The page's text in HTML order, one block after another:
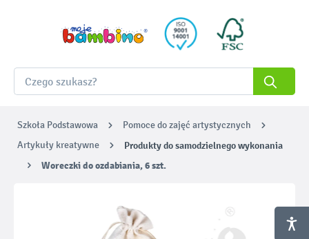
Szkoła Podstawowa
Pomoce do zajęć artystycznych
Artykuły kreatywne
Produkty do samodzielnego wykonania
Woreczki do ozdabiania, 6 szt.